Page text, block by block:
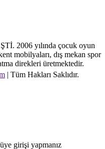
2006 yılında çocuk oyun
mobilyaları, dış mekan spor
direkleri üretmektedir.
| Tüm Hakları Saklıdır.
girişi yapmanız